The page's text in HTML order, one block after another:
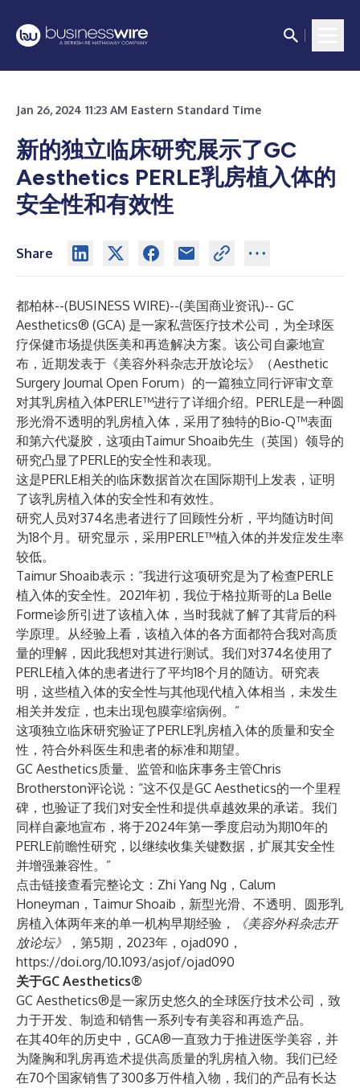
Jan 26, 2024 11:23 AM Eastern Standard Time
新的独立临床研究展示了GC
Aesthetics PERLE乳房植入体的
安全性和有效性
Share
都柏林--(BUSINESS WIRE)--(美国商业资讯)-- GC
Aesthetics® (GCA) 是一家私营医疗技术公司，为全球医
疗保健市场提供医美和再造解决方案。该公司自豪地宣
布，近期发表于《美容外科杂志开放论坛》（Aesthetic
Surgery Journal Open Forum）的一篇独立同行评审文章
对其乳房植入体PERLE™进行了详细介绍。PERLE是一种圆
形光滑不透明的乳房植入体，采用了独特的Bio-Q™表面
和第六代凝胶，这项由Taimur Shoaib先生（英国）领导的
研究凸显了PERLE的安全性和表现。
这是PERLE相关的临床数据首次在国际期刊上发表，证明
了该乳房植入体的安全性和有效性。
研究人员对374名患者进行了回顾性分析，平均随访时间
为18个月。研究显示，采用PERLE™植入体的并发症发生率
较低。
Taimur Shoaib表示：“我进行这项研究是为了检查PERLE
植入体的安全性。2021年初，我位于格拉斯哥的La Belle
Forme诊所引进了该植入体，当时我就了解了其背后的科
学原理。从经验上看，该植入体的各方面都符合我对高质
量的理解，因此我想对其进行测试。我们对374名使用了
PERLE植入体的患者进行了平均18个月的随访。研究表
明，这些植入体的安全性与其他现代植入体相当，未发生
相关并发症，也未出现包膜挛缩病例。”
这项独立临床研究验证了PERLE乳房植入体的质量和安全
性，符合外科医生和患者的标准和期望。
GC Aesthetics质量、监管和临床事务主管Chris
Brotherston评论说：“这不仅是GC Aesthetics的一个里程
碑，也验证了我们对安全性和提供卓越效果的承诺。我们
同样自豪地宣布，将于2024年第一季度启动为期10年的
PERLE前瞻性研究，以继续收集关键数据，扩展其安全性
并增强兼容性。”
点击链接查看完整论文：Zhi Yang Ng，Calum
Honeyman，Taimur Shoaib，新型光滑、不透明、圆形乳
房植入体两年来的单一机构早期经验，
《美容外科杂志开
放论坛》
，第5期，2023年，ojad090，
https://doi.org/10.1093/asjof/ojad090
关于GC Aesthetics®
GC Aesthetics®是一家历史悠久的全球医疗技术公司，致
力于开发、制造和销售一系列专有美容和再造产品。
在其40年的历史中，GCA®一直致力于推进医学美容，并
为隆胸和乳房再造术提供高质量的乳房植入物。我们已经
在70个国家销售了300多万件植入物，我们的产品有长达